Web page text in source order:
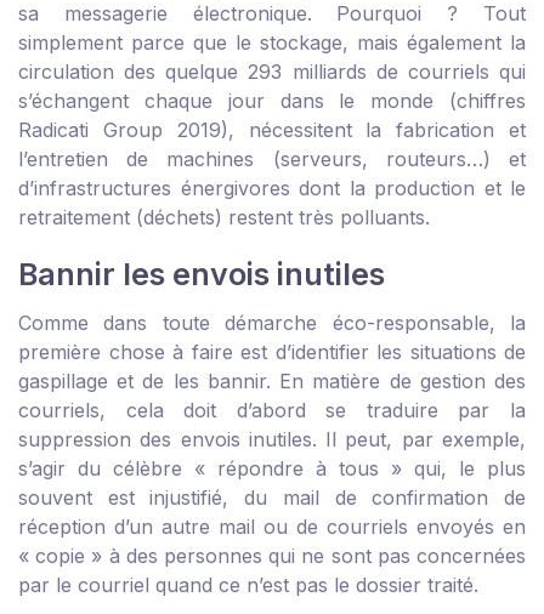
sa messagerie électronique. Pourquoi ? Tout
simplement parce que le stockage, mais également la
circulation des quelque 293 milliards de courriels qui
s’échangent chaque jour dans le monde (chiffres
Radicati Group 2019), nécessitent la fabrication et
l’entretien de machines (serveurs, routeurs…) et
d’infrastructures énergivores dont la production et le
retraitement (déchets) restent très polluants.
Bannir les envois inutiles
Comme dans toute démarche éco-responsable, la
première chose à faire est d’identifier les situations de
gaspillage et de les bannir. En matière de gestion des
courriels, cela doit d’abord se traduire par la
suppression des envois inutiles. Il peut, par exemple,
s’agir du célèbre « répondre à tous » qui, le plus
souvent est injustifié, du mail de confirmation de
réception d’un autre mail ou de courriels envoyés en
« copie » à des personnes qui ne sont pas concernées
par le courriel quand ce n’est pas le dossier traité.